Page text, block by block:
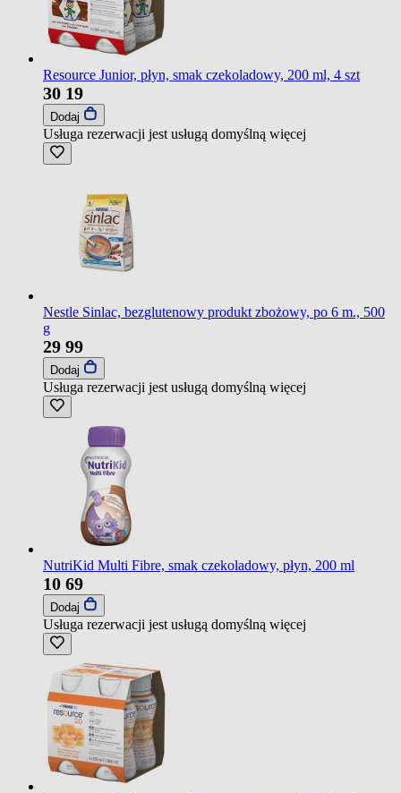
Resource Junior, płyn, smak czekoladowy, 200 ml, 4 szt
30 19
Dodaj
Usługa rezerwacji jest usługą domyślną więcej
Nestle Sinlac, bezglutenowy produkt zbożowy, po 6 m., 500
g
29 99
Dodaj
Usługa rezerwacji jest usługą domyślną więcej
NutriKid Multi Fibre, smak czekoladowy, płyn, 200 ml
10 69
Dodaj
Usługa rezerwacji jest usługą domyślną więcej